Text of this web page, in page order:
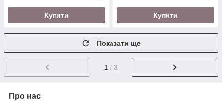
Купити Купити
Показати ще
1 / 3
Про нас